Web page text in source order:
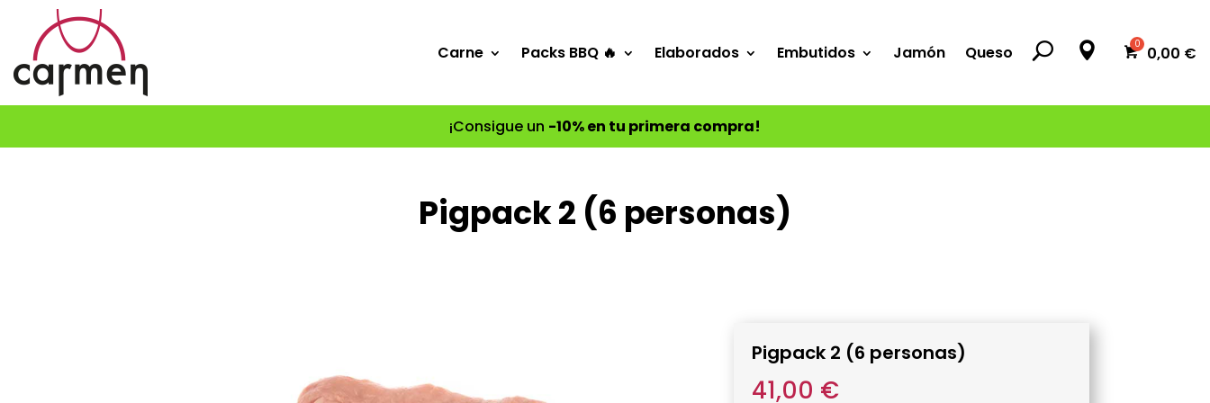
Carne Packs BBQ 🔥 Elaborados Embutidos Jamón Queso 0,00 €
¡Consigue un -10% en tu primera compra!
Pigpack 2 (6 personas)
Pigpack 2 (6 personas)
41,00 €